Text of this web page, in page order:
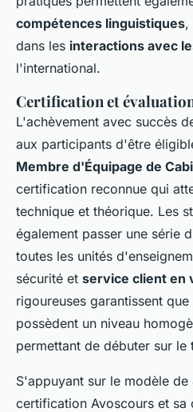
compétences linguistiques,
dans les interactions avec
l'international.
Certification et
L'achèvement avec succès
aux participants d'être
Membre d'Équipage de
certification reconnue qui
technique et théorique. Les
également passer une série
toutes les unités
sécurité et service client en
rigoureuses garantissent
possèdent un niveau
permettant de débuter sur le
S'appuyant sur le modèle de
certification Avoscours et sa